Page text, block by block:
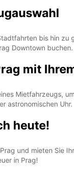
bis hin zu
Downtown buchen.
mit
Mietfahrzeugs,
astronomischen Uhr.
heute!
und mieten Sie
in Prag!